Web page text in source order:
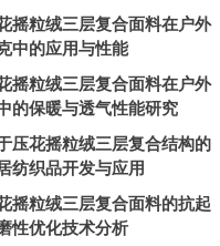
摇粒绒三层复合面料在户外
中的应用与性能
摇粒绒三层复合面料在户外
的保暖与透气性能研究
压花摇粒绒三层复合结构的
纺织品开发与应用
摇粒绒三层复合面料的抗起
性优化技术分析